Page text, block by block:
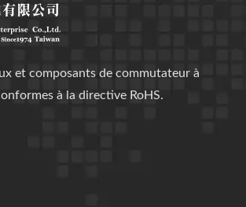
et composants de commutateur à
à la directive RoHS.